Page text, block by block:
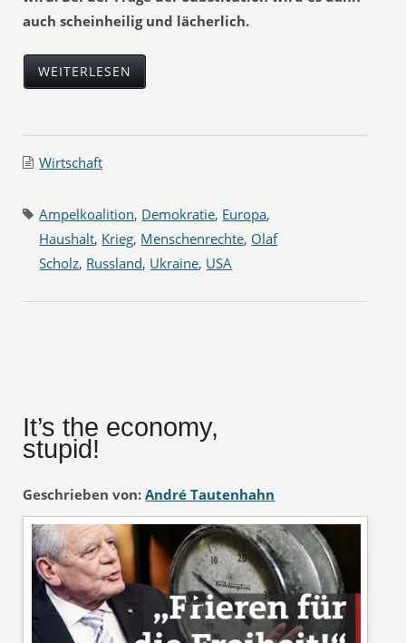
auch scheinheilig und lächerlich.
WEITERLESEN
Wirtschaft
Ampelkoalition, Demokratie, Europa,
Haushalt, Krieg, Menschenrechte, Olaf
Scholz, Russland, Ukraine, USA
It’s the economy,
stupid!
Geschrieben von: André Tautenhahn